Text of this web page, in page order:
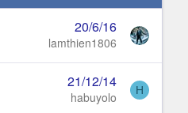
20/6/16
lamthien1806
21/12/14
habuyolo H